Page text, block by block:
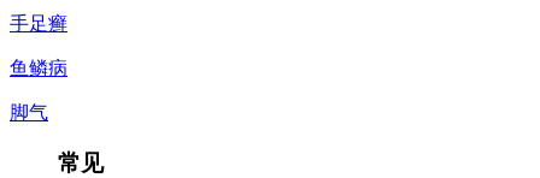
手足癣
鱼鳞病
脚气
常见